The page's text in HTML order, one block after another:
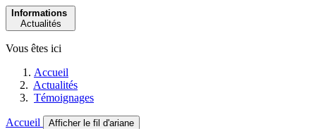
Informations
Actualités
Vous êtes ici
Accueil
Actualités
Témoignages
Accueil Afficher le fil d'ariane